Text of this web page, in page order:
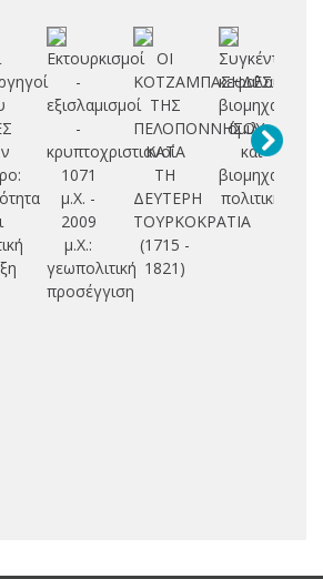
Εκτουρκισμοί
-
εξισλαμισμοί
-
κρυπτοχριστιανοί
1071
μ.Χ. -
2009
μ.Χ.:
γεωπολιτική
προσέγγιση
ΟΙ
ΚΟΤΖΑΜΠΑΣΗΔΕΣ
ΤΗΣ
ΠΕΛΟΠΟΝΝΗΣΟΥ
ΚΑΤΑ
ΤΗ
ΔΕΥΤΕΡΗ
ΤΟΥΡΚΟΚΡΑΤΙΑ
(1715 -
1821)
Συγκέντρωση
κεφαλαίου,
βιομηχανικοί
όμιλοι
και
βιομηχανική
πολιτική